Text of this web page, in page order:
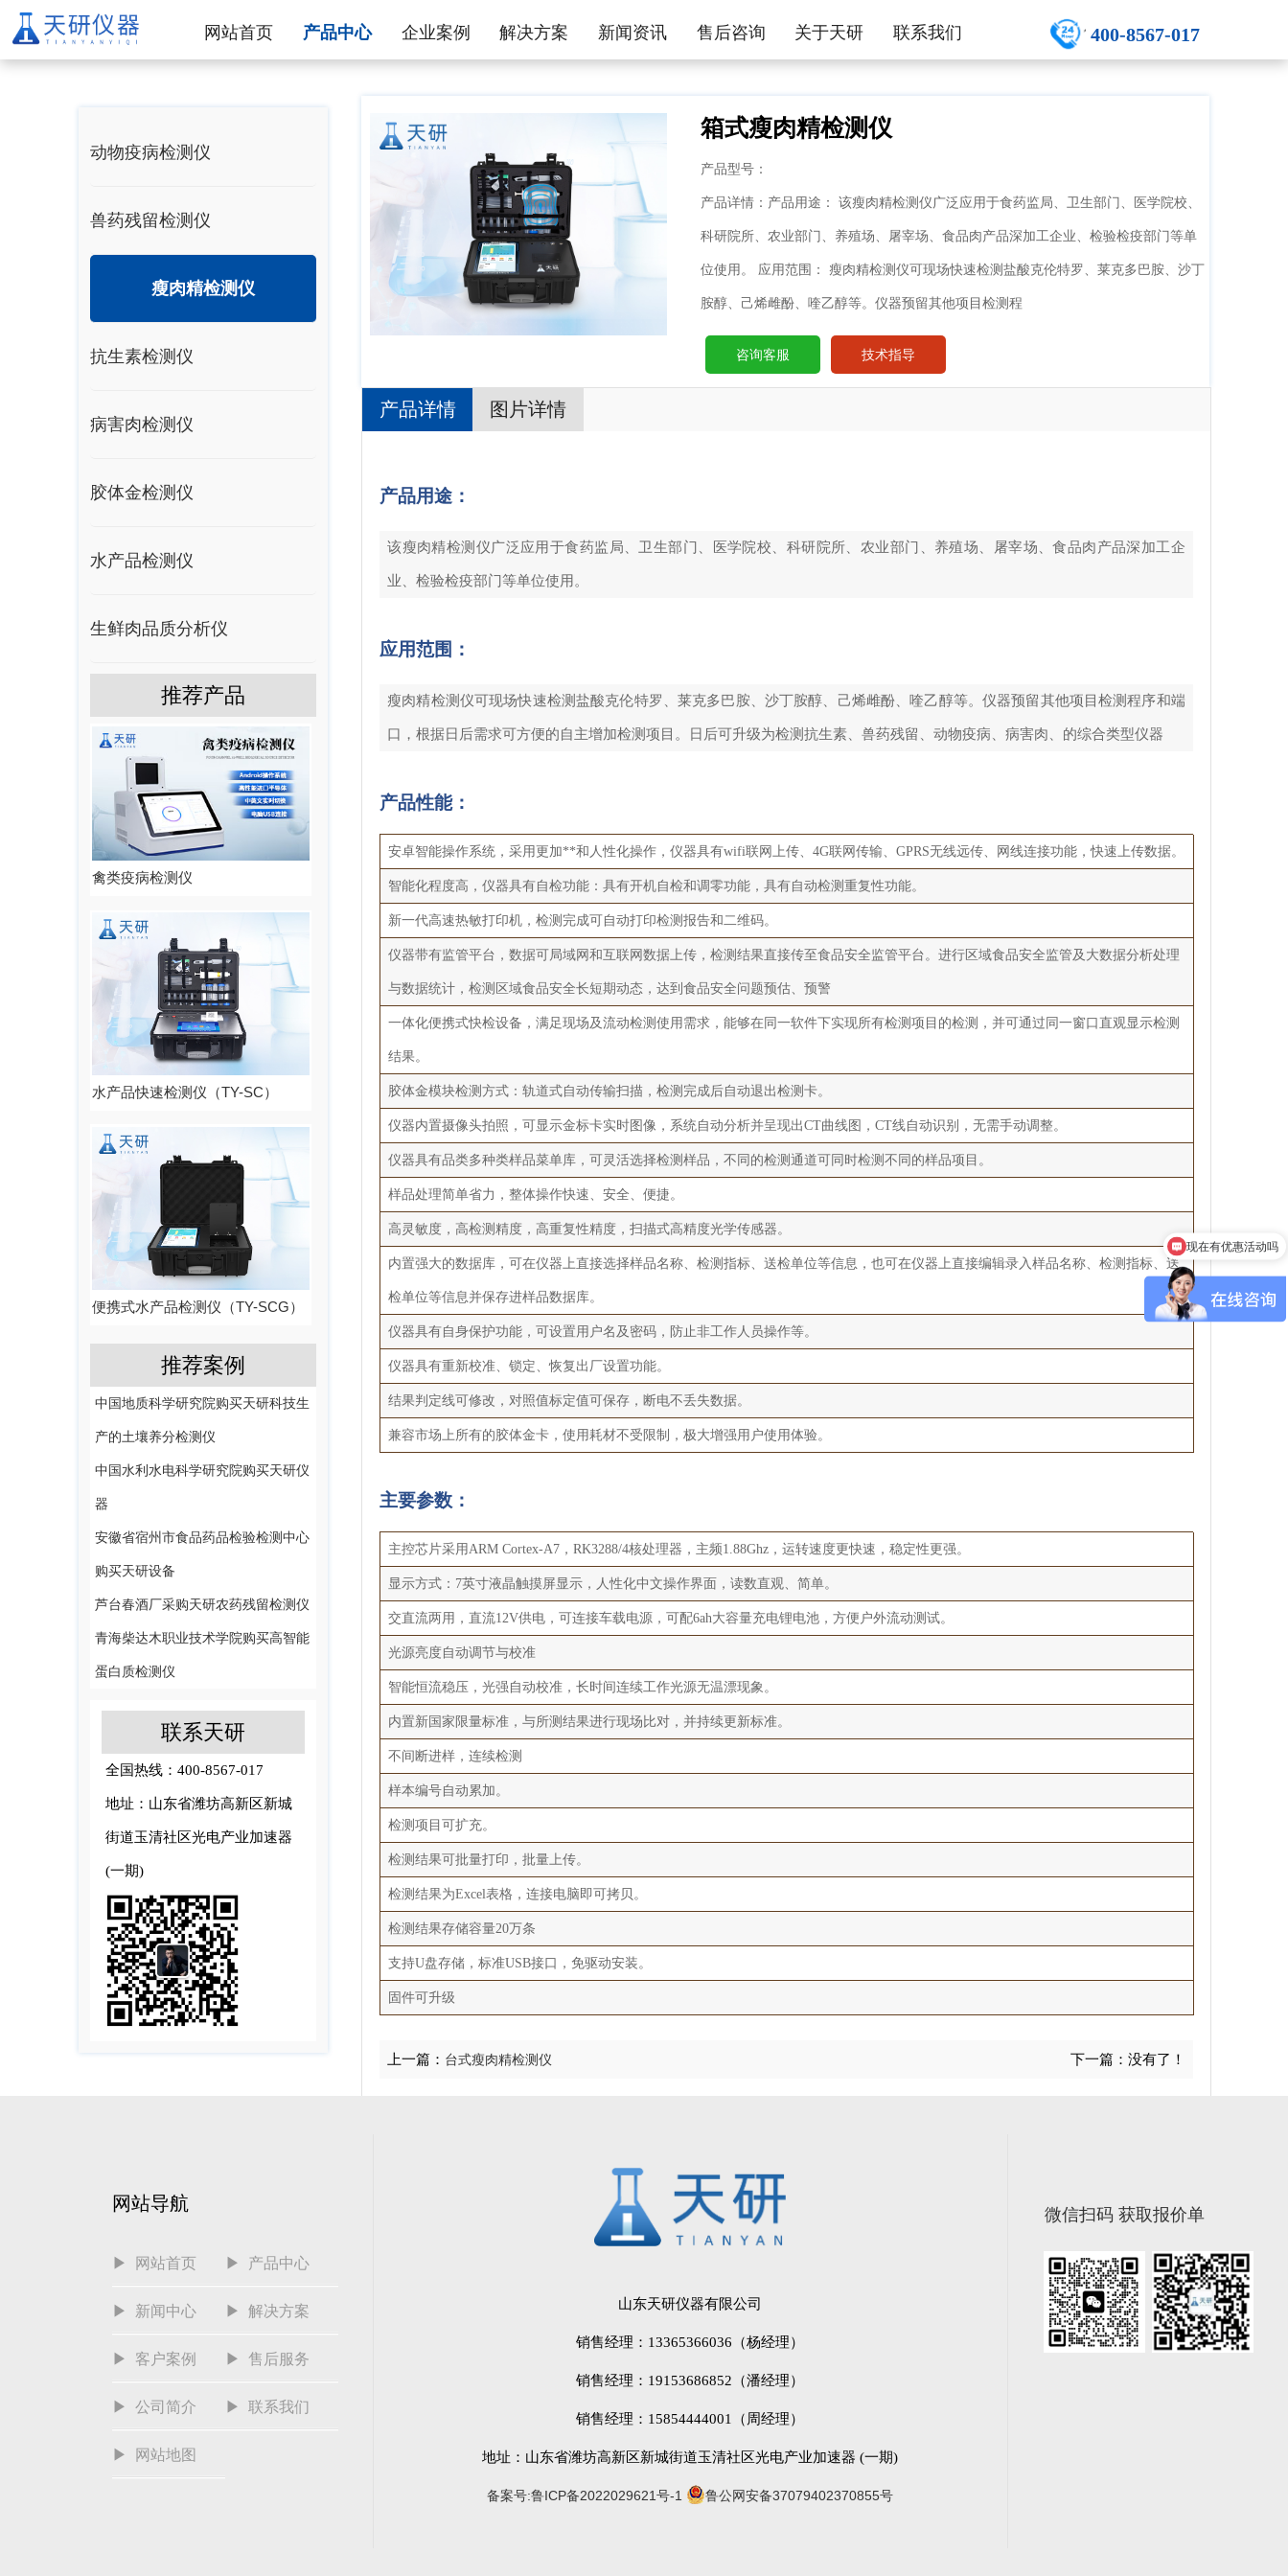
网站首页 产品中心 企业案例 解决方案 新闻资讯 售后咨询 关于天研 联系我们 400-8567-017
动物疫病检测仪
兽药残留检测仪
瘦肉精检测仪
抗生素检测仪
病害肉检测仪
胶体金检测仪
水产品检测仪
生鲜肉品质分析仪
推荐产品
禽类疫病检测仪
水产品快速检测仪（TY-SC）
便携式水产品检测仪（TY-SCG）
推荐案例
中国地质科学研究院购买天研科技生
产的土壤养分检测仪
中国水利水电科学研究院购买天研仪
器
安徽省宿州市食品药品检验检测中心
购买天研设备
芦台春酒厂采购天研农药残留检测仪
青海柴达木职业技术学院购买高智能
蛋白质检测仪
联系天研
全国热线：400-8567-017
地址：山东省潍坊高新区新城
街道玉清社区光电产业加速器
(一期)
箱式瘦肉精检测仪
产品型号：
产品详情：产品用途： 该瘦肉精检测仪广泛应用于食药监局、卫生部门、医学院校、
科研院所、农业部门、养殖场、屠宰场、食品肉产品深加工企业、检验检疫部门等单
位使用。 应用范围： 瘦肉精检测仪可现场快速检测盐酸克伦特罗、莱克多巴胺、沙丁
胺醇、己烯雌酚、喹乙醇等。仪器预留其他项目检测程
咨询客服 技术指导
产品详情 图片详情
产品用途：
该瘦肉精检测仪广泛应用于食药监局、卫生部门、医学院校、科研院所、农业部门、养殖场、屠宰场、食品肉产品深加工企
业、检验检疫部门等单位使用。
应用范围：
瘦肉精检测仪可现场快速检测盐酸克伦特罗、莱克多巴胺、沙丁胺醇、己烯雌酚、喹乙醇等。仪器预留其他项目检测程序和端
口，根据日后需求可方便的自主增加检测项目。日后可升级为检测抗生素、兽药残留、动物疫病、病害肉、的综合类型仪器
产品性能：
安卓智能操作系统，采用更加**和人性化操作，仪器具有wifi联网上传、4G联网传输、GPRS无线远传、网线连接功能，快速上传数据。
智能化程度高，仪器具有自检功能：具有开机自检和调零功能，具有自动检测重复性功能。
新一代高速热敏打印机，检测完成可自动打印检测报告和二维码。
仪器带有监管平台，数据可局域网和互联网数据上传，检测结果直接传至食品安全监管平台。进行区域食品安全监管及大数据分析处理
与数据统计，检测区域食品安全长短期动态，达到食品安全问题预估、预警
一体化便携式快检设备，满足现场及流动检测使用需求，能够在同一软件下实现所有检测项目的检测，并可通过同一窗口直观显示检测
结果。
胶体金模块检测方式：轨道式自动传输扫描，检测完成后自动退出检测卡。
仪器内置摄像头拍照，可显示金标卡实时图像，系统自动分析并呈现出CT曲线图，CT线自动识别，无需手动调整。
仪器具有品类多种类样品菜单库，可灵活选择检测样品，不同的检测通道可同时检测不同的样品项目。
样品处理简单省力，整体操作快速、安全、便捷。
高灵敏度，高检测精度，高重复性精度，扫描式高精度光学传感器。
内置强大的数据库，可在仪器上直接选择样品名称、检测指标、送检单位等信息，也可在仪器上直接编辑录入样品名称、检测指标、送
检单位等信息并保存进样品数据库。
仪器具有自身保护功能，可设置用户名及密码，防止非工作人员操作等。
仪器具有重新校准、锁定、恢复出厂设置功能。
结果判定线可修改，对照值标定值可保存，断电不丢失数据。
兼容市场上所有的胶体金卡，使用耗材不受限制，极大增强用户使用体验。
主要参数：
主控芯片采用ARM Cortex-A7，RK3288/4核处理器，主频1.88Ghz，运转速度更快速，稳定性更强。
显示方式：7英寸液晶触摸屏显示，人性化中文操作界面，读数直观、简单。
交直流两用，直流12V供电，可连接车载电源，可配6ah大容量充电锂电池，方便户外流动测试。
光源亮度自动调节与校准
智能恒流稳压，光强自动校准，长时间连续工作光源无温漂现象。
内置新国家限量标准，与所测结果进行现场比对，并持续更新标准。
不间断进样，连续检测
样本编号自动累加。
检测项目可扩充。
检测结果可批量打印，批量上传。
检测结果为Excel表格，连接电脑即可拷贝。
检测结果存储容量20万条
支持U盘存储，标准USB接口，免驱动安装。
固件可升级
上一篇： 台式瘦肉精检测仪 下一篇：没有了！
网站导航
▶ 网站首页 ▶ 产品中心
▶ 新闻中心 ▶ 解决方案
▶ 客户案例 ▶ 售后服务
▶ 公司简介 ▶ 联系我们
▶ 网站地图
山东天研仪器有限公司
销售经理：13365366036（杨经理）
销售经理：19153686852（潘经理）
销售经理：15854444001（周经理）
地址：山东省潍坊高新区新城街道玉清社区光电产业加速器 (一期)
备案号:鲁ICP备2022029621号-1 鲁公网安备37079402370855号
微信扫码 获取报价单
现在有优惠活动吗